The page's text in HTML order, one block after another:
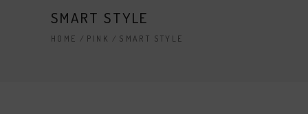
SMART STYLE
HOME / PINK / SMART STYLE